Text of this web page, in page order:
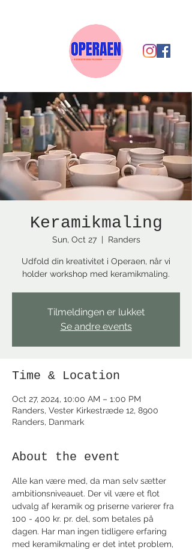
Keramikmaling
Sun, Oct 27
  |
Randers
Udfold din kreativitet i Operaen, når vi
holder workshop med keramikmaling.
Tilmeldingen er lukket
Se andre events
Time & Location
Oct 27, 2024, 10:00 AM – 1:00 PM
Randers, Vester Kirkestræde 12, 8900
Randers, Danmark
About the event
Alle kan være med, da man selv sætter
ambitionsniveauet. Der vil være et flot
udvalg af keramik og priserne varierer fra
100 - 400 kr. pr. del, som betales på
dagen. Har man ingen tidligere erfaring
med keramikmaling er det intet problem,